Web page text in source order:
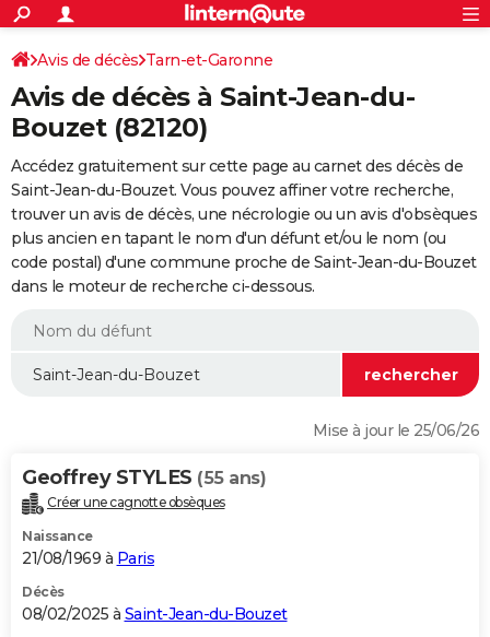
ACTUALITÉS
Politique
Société
Faits Divers
Education
Monde
Villes
+
SPORT
Coupe du monde 2026
Football
Tennis
Cyclisme
Rugby
Forum
FINANCE
Retraite
Impôts
Epargne
Immobilier
Risques naturels par ville
Banque
Assurance
Crédit
Essais
Réserver un essai
Citadines
Berlines
SUV
Forum auto
+
HIGH-TECH
Mobiles
Meilleur smartphone
Internet
Ordinateurs
Jeux vidéo
Guide high-tech
+
BRICOLAGE
Forum
Aménagement intérieur
Extérieur
Cuisine
Salle de bains
Jardinage
Rangement
WEEK-END
Guides de France
Escapades
Patrimoine
Expositions
Musées
Week-end nature
LIFESTYLE
Alimentation
Guide de la santé
Maladies
Médicaments
Sommeil
VOYAGE
Destinations
City break
Voyage nature
Voyage de noces
Forum
Climat
+PHOTO
GUIDES D'ACHAT
BONS PLANS
S'inscrire
Connexion
Avis de décès Tarn-et-Garonne
Avis de décès à Saint-Jean-du-
Bouzet (82120)
Accédez gratuitement sur cette page au carnet des décès de
Saint-Jean-du-Bouzet. Vous pouvez affiner votre recherche,
trouver un avis de décès, une nécrologie ou un avis d'obsèques
plus ancien en tapant le nom d'un défunt et/ou le nom (ou
code postal) d'une commune proche de Saint-Jean-du-Bouzet
dans le moteur de recherche ci-dessous.
Mise à jour le 25/06/26
Geoffrey STYLES (55 ans)
Créer une cagnotte obsèques
Naissance
21/08/1969 à Paris
Décès
08/02/2025 à Saint-Jean-du-Bouzet